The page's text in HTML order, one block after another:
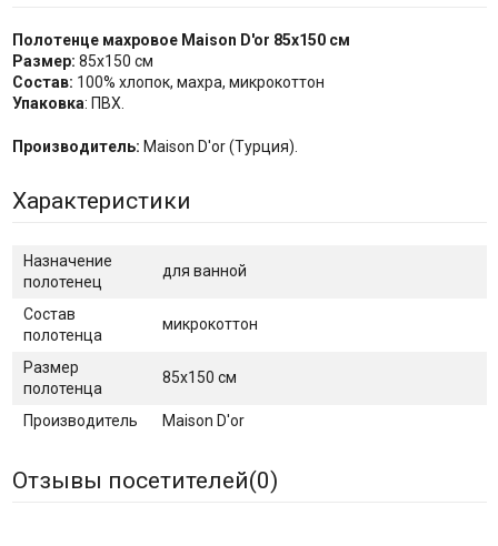
Полотенце махровое Maison D'or 85x150 см
Размер: 85х150 см
Состав: 100% хлопок, махра, микрокоттон
Упаковка: ПВХ.
Производитель: Maison D'or (Турция).
Характеристики
Назначение
полотенец
для ванной
Состав
полотенца
микрокоттон
Размер
полотенца
85х150 см
Производитель Maison D'or
Отзывы посетителей(0)